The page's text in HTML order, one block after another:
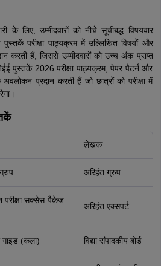
के लिए, उम्मीदवारों को नीचे सूचीबद्ध विषयवार
परीक्षा पाठ्यक्रम में उल्लिखित विषयों और
करती हैं, जिससे उम्मीदवारों को उच्च अंक प्राप्त
पुस्तकें 2026 परीक्षा पाठ्यक्रम, पेपर पैटर्न और
अवलोकन प्रदान करती हैं जो छात्रों को परीक्षा में
लेखक
अरिहंत ग्रुप
परीक्षा सक्सेस पैकेज
अरिहंत एक्सपर्ट
गाइड (कला) विद्या संपादकीय बोर्ड